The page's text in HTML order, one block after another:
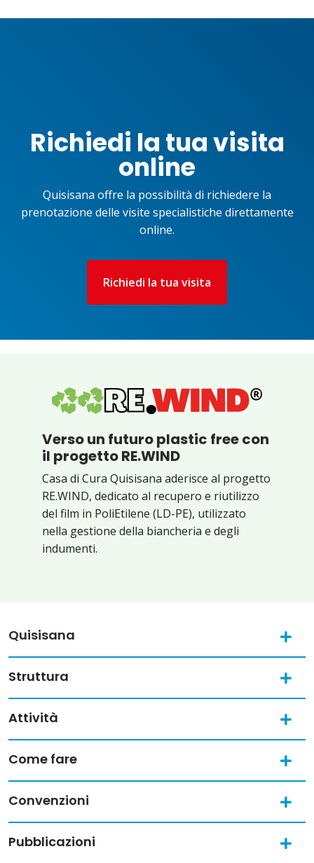
Richiedi la tua visita
online
Quisisana offre la possibilità di richiedere la
prenotazione delle visite specialistiche direttamente
online.
Richiedi la tua visita
Verso un futuro plastic free con
il progetto RE.WIND
Casa di Cura Quisisana aderisce al progetto
RE.WIND, dedicato al recupero e riutilizzo
del film in PoliEtilene (LD-PE), utilizzato
nella gestione della biancheria e degli
indumenti.
Quisisana
Struttura
Attività
Come fare
Convenzioni
Pubblicazioni